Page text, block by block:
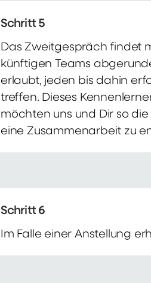
Schritt 5
Das Zweitgespräch findet
künftigen Teams
erlaubt, jeden bis dahin
treffen. Dieses
möchten uns und Dir so
eine Zusammenarbeit zu
Schritt 6
Im Falle einer Anstellung